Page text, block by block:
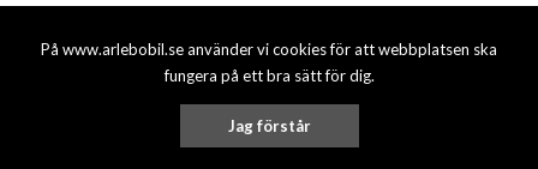
På www.arlebobil.se använder vi cookies för att webbplatsen ska
fungera på ett bra sätt för dig.
Jag förstår